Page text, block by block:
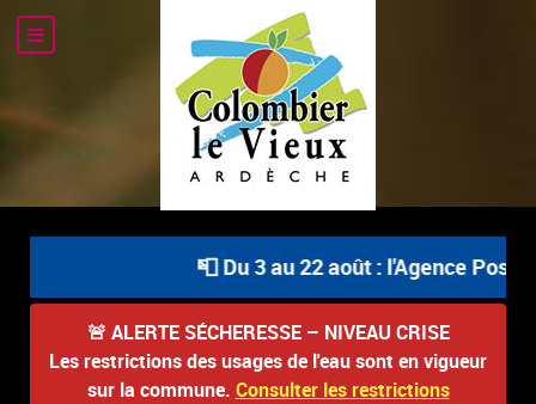
📮 Du 3 au 22 août : l'Agence
🚨 ALERTE SÉCHERESSE – NIVEAU CRISE
Les restrictions des usages de l'eau sont en vigueur
sur la commune. Consulter les restrictions